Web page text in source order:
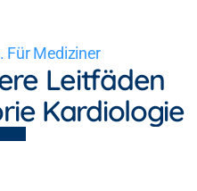
Für Mediziner
Leitfäden
Kardiologie